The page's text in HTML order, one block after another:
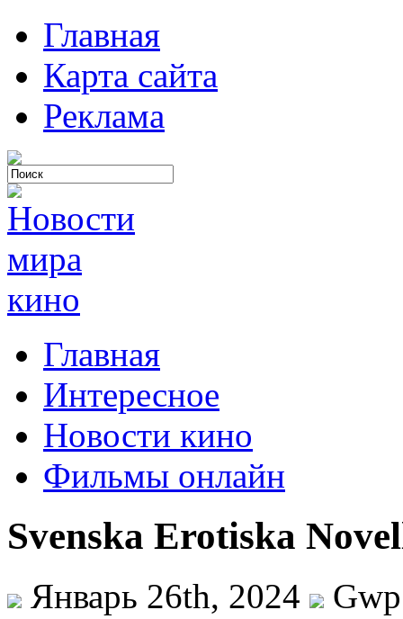
Главная
Карта сайта
Реклама
Главная
Интересное
Новости кино
Фильмы онлайн
Svenska Erotiska
Январь 26th, 2024 Gwp